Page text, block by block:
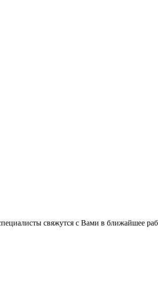
свяжутся с Вами в ближайшее